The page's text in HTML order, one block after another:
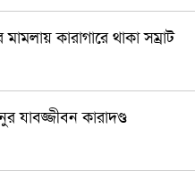
মামলায় কারাগারে থাকা সম্রাট
যাবজ্জীবন কারাদণ্ড